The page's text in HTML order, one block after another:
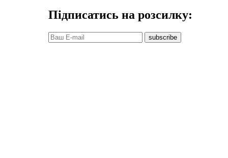
Підписатись на розсилку:
subscribe